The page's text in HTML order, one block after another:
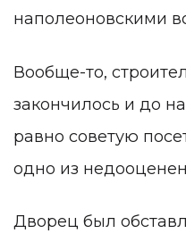
наполеоновскими
Вообще-то,
закончилось и до
равно советую
одно из
Дворец был